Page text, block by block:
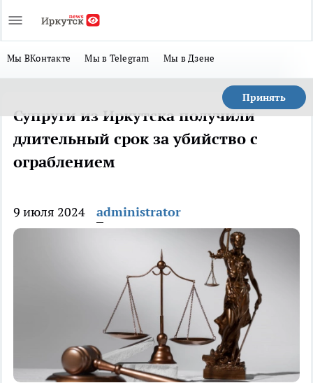
Мы ВКонтакте Мы в Telegram Мы в Дзене
Принять
Супруги из Иркутска получили
длительный срок за убийство с
ограблением
9 июля 2024 administrator